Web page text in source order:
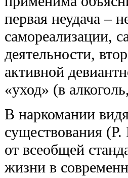
первая неудача –
самореализации,
деятельности,
активной
«уход» (в
В наркомании
существования
от всеобщей
жизни в